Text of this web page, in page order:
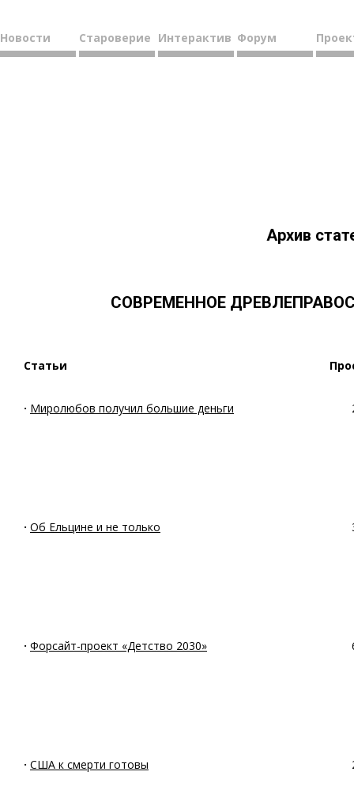
Новости Староверие Интерактив Форум
Архив
СОВРЕМЕННОЕ
Статьи
· Миролюбов получил большие деньги
· Об Ельцине и не только
· Форсайт-проект «Детство 2030»
· США к смерти готовы